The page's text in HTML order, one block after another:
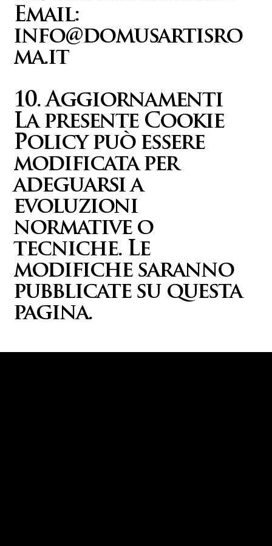
Email:
info@domusartisro
ma.it
10. Aggiornamenti
La presente Cookie
Policy può essere
modificata per
adeguarsi a
evoluzioni
normative o
tecniche. Le
modifiche saranno
pubblicate su questa
pagina.